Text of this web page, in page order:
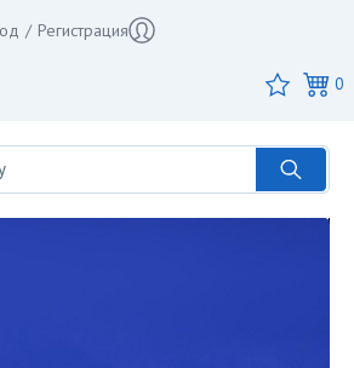
/ Регистрация
0